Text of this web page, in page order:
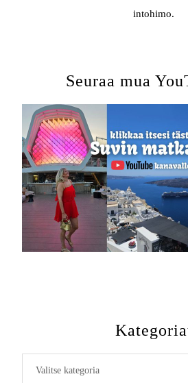
intohimo.
Seuraa mua